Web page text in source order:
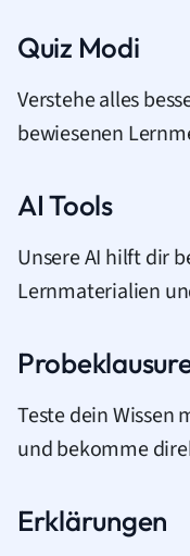
Quiz Modi
Verstehe alles
bewiesenen
AI Tools
Unsere AI hilft dir
Lernmaterialien
Teste dein Wissen
und bekomme
Erklärungen